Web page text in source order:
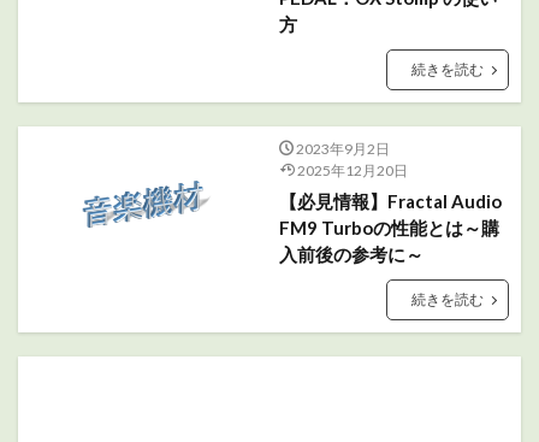
方
続きを読む
2023年9月2日
2025年12月20日
【必見情報】Fractal Audio
FM9 Turboの性能とは～購
入前後の参考に～
続きを読む